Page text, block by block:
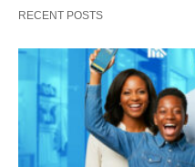
d’inclusion financière avec…
RECENT POSTS